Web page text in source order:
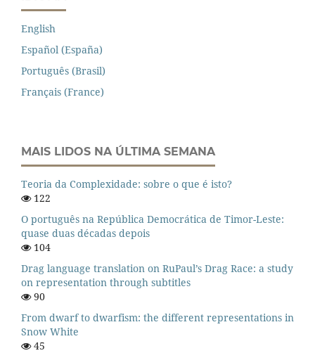
English
Español (España)
Português (Brasil)
Français (France)
MAIS LIDOS NA ÚLTIMA SEMANA
Teoria da Complexidade: sobre o que é isto?
122
O português na República Democrática de Timor-Leste:
quase duas décadas depois
104
Drag language translation on RuPaul’s Drag Race: a study
on representation through subtitles
90
From dwarf to dwarfism: the different representations in
Snow White
45